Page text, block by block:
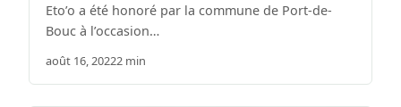
Eto’o a été honoré par la commune de Port-de-
Bouc à l’occasion…
août 16, 20222 min